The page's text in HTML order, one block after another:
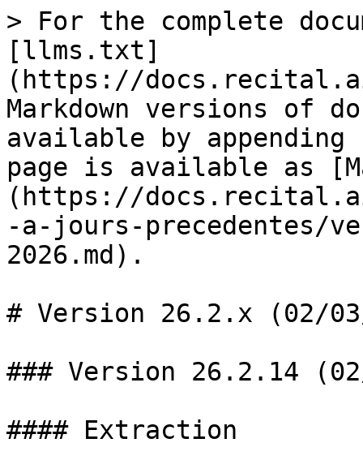
> For the complete
[llms.txt]
(https://
Markdown versions of
available by
page is available as
(https://
-a-jours-precedentes/
2026.md).
# Version 26.2.x (02/
### Version 26.2.14
#### Extraction